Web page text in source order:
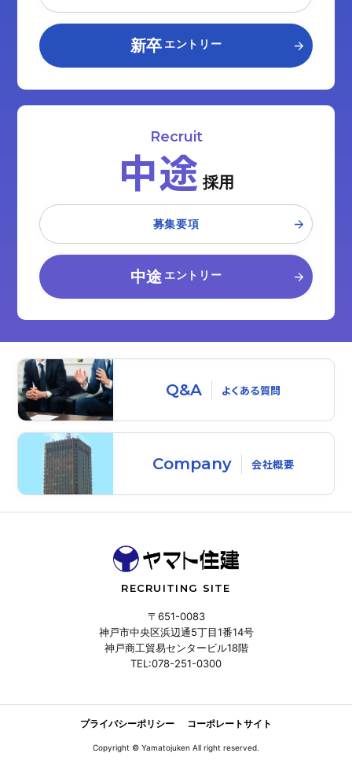
新卒 エントリー
Recruit
中途 採用
募集要項
中途 エントリー
Q&A よくある質問
Company 会社概要
RECRUITING SITE
〒651-0083
神戸市中央区浜辺通5丁目1番14号
神戸商工貿易センタービル18階
TEL:078-251-0300
プライバシーポリシー コーポレートサイト
Copyright © Yamatojuken All right reserved.